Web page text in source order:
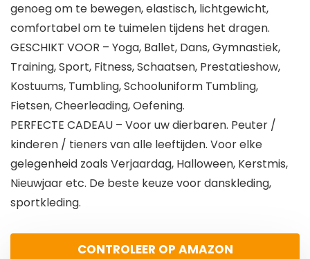
genoeg om te bewegen, elastisch, lichtgewicht,
comfortabel om te tuimelen tijdens het dragen.
GESCHIKT VOOR – Yoga, Ballet, Dans, Gymnastiek,
Training, Sport, Fitness, Schaatsen, Prestatieshow,
Kostuums, Tumbling, Schooluniform Tumbling,
Fietsen, Cheerleading, Oefening.
PERFECTE CADEAU – Voor uw dierbaren. Peuter /
kinderen / tieners van alle leeftijden. Voor elke
gelegenheid zoals Verjaardag, Halloween, Kerstmis,
Nieuwjaar etc. De beste keuze voor danskleding,
sportkleding.
CONTROLEER OP AMAZON